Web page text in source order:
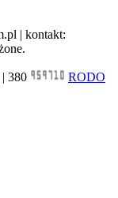
| kontakt:
380 RODO